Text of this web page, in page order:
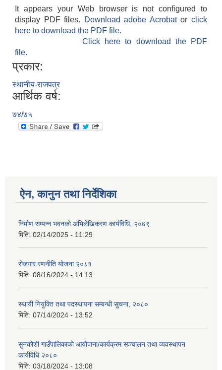
It appears your Web browser is not configured to
display PDF files.
Download adobe Acrobatorclick
here to download the PDF file.
Click here to download the PDF
file.
प्रकार:
स्थानीय-राजपत्र
आर्थिक वर्ष:
७४/७५
ऐन, कानुन तथा निर्देशिका
निर्माण सम्पन्न भवनको अभिलेखिकरण कार्यविधि, २०७९
मिति: 02/14/2025 - 11:29
रोजगार रणनीति योजना २०८१
मिति: 08/16/2024 - 14:13
स्थायी नियुक्ति तथा पदस्थापना सम्बन्धी सुचना, २०८०
मिति: 07/14/2024 - 13:52
सुनकोशी गाउँपालिकाको आयोजना/कार्यक्रम सञ्चालन तथा व्यवस्थापन
कार्यविधि २०८०
मिति: 03/18/2024 - 13:08